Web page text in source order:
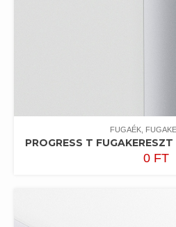
FUGAÉK,
PROGRESS T
0 FT